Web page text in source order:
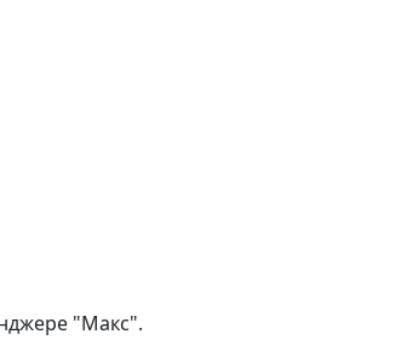
"Макс".